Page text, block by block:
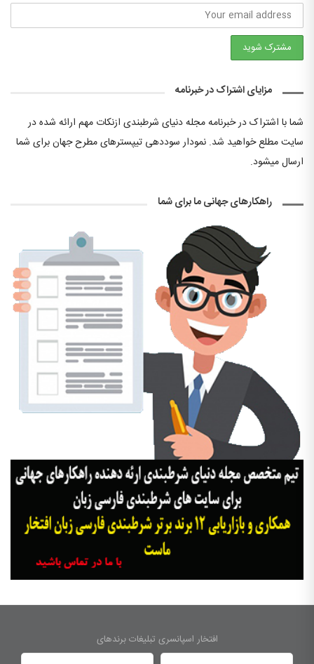
مزایای اشتراک در خبرنامه
شما با اشتراک در خبرنامه مجله دنیای شرطبندی ازنکات مهم ارائه شده در
سایت مطلع خواهید شد. نمودار سوددهی تیپسترهای مطرح جهان برای شما
ارسال میشود.
راهکارهای جهانی ما برای شما
افتخار اسپانسری تبلیغات برندهای